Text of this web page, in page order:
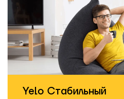
Yelo Стабильный